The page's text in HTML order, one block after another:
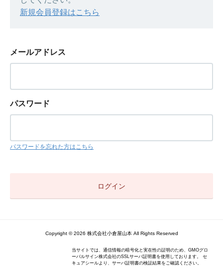
新規会員登録はこちら
メールアドレス
パスワード
パスワードを忘れた方はこちら
Copyright © 2026 株式会社小倉屋山本 All Rights Reserved
当サイトでは、通信情報の暗号化と実在性の証明のため、GMOグロ
ーバルサイン株式会社のSSLサーバ証明書を使用しております。 セ
キュアシールより、サーバ証明書の検証結果をご確認ください。